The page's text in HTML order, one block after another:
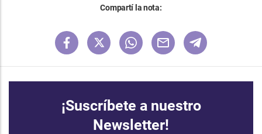
Compartí la nota:
¡Suscríbete a nuestro
Newsletter!